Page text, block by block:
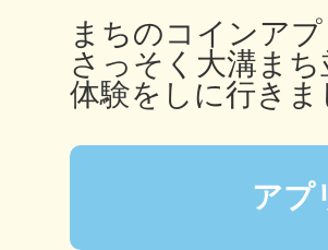
まちのコインア
さっそく大溝ま
体験をしに行きま
アプ